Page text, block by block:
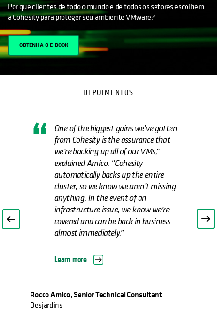
Por que clientes de todo o mundo e de todos os setores escolhem
a Cohesity para proteger seu ambiente VMware?
OBTENHA O E-BOOK
DEPOIMENTOS
Cohesity has greatly improved the credit
union’s ability to back up data quickly
and recover from any potential data
breaches. Full backups of the 1,500 VMs
used to take over 24 hours. They now
take less than 6-9 hours."
Large US Credit Union
Relatórios de analistas